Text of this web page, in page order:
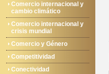
Comercio internacional y
cambio climático
Comercio internacional y
crisis mundial
Comercio y Género
Competitividad
Conectividad